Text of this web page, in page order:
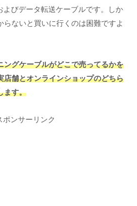
よびデータ転送ケーブルです。しか
らないと買いに行くのは困難ですよ
ングケーブルがどこで売ってるかを
店舗とオンラインショップのどちら
ます。
ポンサーリンク